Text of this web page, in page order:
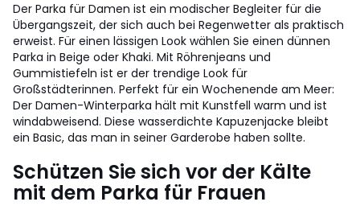
Der Parka für Damen ist ein modischer Begleiter für die
Übergangszeit, der sich auch bei Regenwetter als praktisch
erweist. Für einen lässigen Look wählen Sie einen dünnen
Parka in Beige oder Khaki. Mit Röhrenjeans und
Gummistiefeln ist er der trendige Look für
Großstädterinnen. Perfekt für ein Wochenende am Meer:
Der Damen-Winterparka hält mit Kunstfell warm und ist
windabweisend. Diese wasserdichte Kapuzenjacke bleibt
ein Basic, das man in seiner Garderobe haben sollte.
Schützen Sie sich vor der Kälte
mit dem Parka für Frauen